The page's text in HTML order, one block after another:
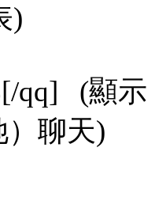
)
qq] (顯
）聊天)